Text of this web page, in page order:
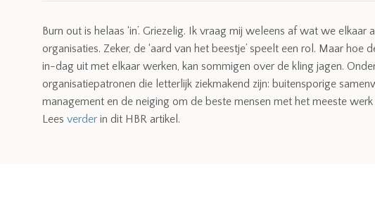
Burn out is helaas ‘in’. Griezelig. Ik vraag mij weleens af wat we elkaar
organisaties. Zeker, de ‘aard van het beestje’ speelt een rol. Maar hoe
in-dag uit met elkaar werken, kan sommigen over de kling jagen.
organisatiepatronen die letterlijk ziekmakend zijn: buitensporige
management en de neiging om de beste mensen met het meeste
Lees verder in dit HBR artikel.